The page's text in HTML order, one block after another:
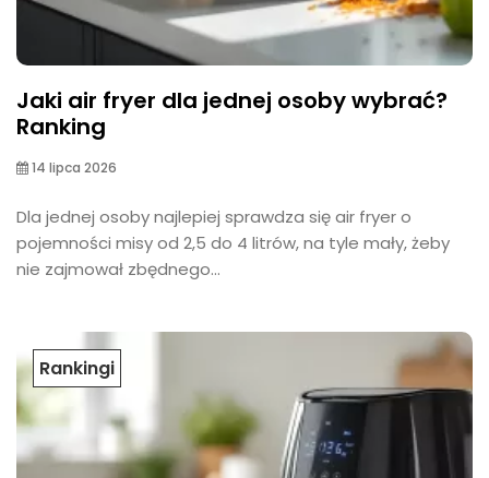
Jaki air fryer dla jednej osoby wybrać?
Ranking
14 lipca 2026
Dla jednej osoby najlepiej sprawdza się air fryer o
pojemności misy od 2,5 do 4 litrów, na tyle mały, żeby
nie zajmował zbędnego...
Rankingi